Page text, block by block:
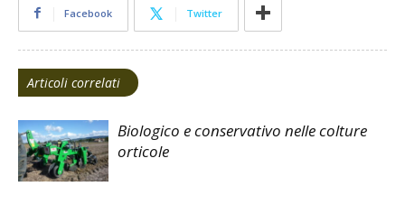
Facebook Twitter
Articoli correlati
Biologico e conservativo nelle colture
orticole